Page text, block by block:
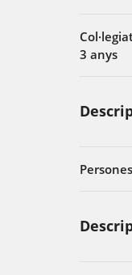
3 anys